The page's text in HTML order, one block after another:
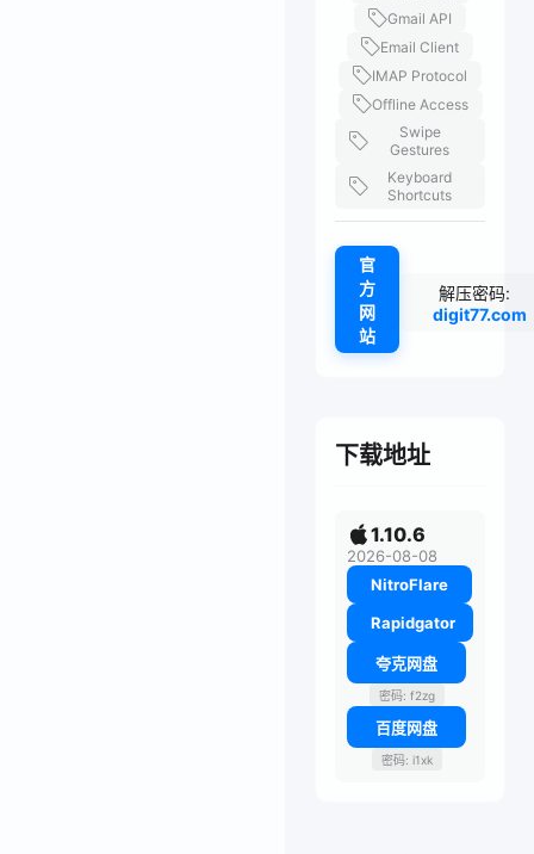
Gmail API
Email Client
IMAP Protocol
Offline Access
Swipe
Gestures
Keyboard
Shortcuts
官
方
网
站
解压密码:
digit77.com
下载地址
1.10.6
2026-08-08
NitroFlare
Rapidgator
夸克网盘
密码: f2zg
百度网盘
密码: i1xk